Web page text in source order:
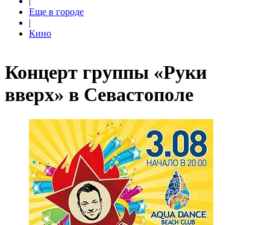
Еще в городе
|
Кино
Концерт группы «Руки
вверх» в Севастополе